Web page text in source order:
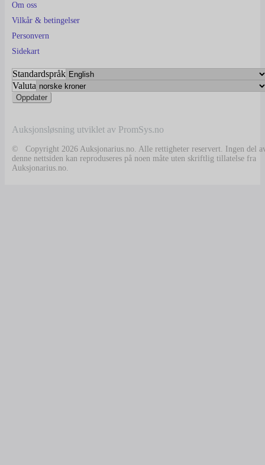
Om oss
Vilkår & betingelser
Personvern
Sidekart
Standardspråk
Valuta
Auksjonsløsning utviklet av PromSys.no
© Copyright 2026 Auksjonarius.no. Alle rettigheter reservert. Ingen del
denne nettsiden kan reproduseres på noen måte uten skriftlig tillatelse fra
Auksjonarius.no.